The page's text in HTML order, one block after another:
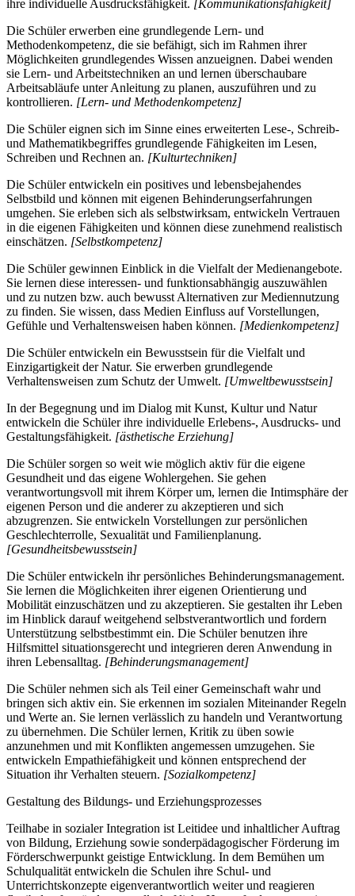
ihre individuelle Ausdrucksfähigkeit. [Kommunikationsfähigkeit]
Die Schüler erwerben eine grundlegende Lern- und
Methodenkompetenz, die sie befähigt, sich im Rahmen ihrer
Möglichkeiten grundlegendes Wissen anzueignen. Dabei wenden
sie Lern- und Arbeitstechniken an und lernen überschaubare
Arbeitsabläufe unter Anleitung zu planen, auszuführen und zu
kontrollieren. [Lern- und Methodenkompetenz]
Die Schüler eignen sich im Sinne eines erweiterten Lese-, Schreib-
und Mathematikbegriffes grundlegende Fähigkeiten im Lesen,
Schreiben und Rechnen an. [Kulturtechniken]
Die Schüler entwickeln ein positives und lebensbejahendes
Selbstbild und können mit eigenen Behinderungserfahrungen
umgehen. Sie erleben sich als selbstwirksam, entwickeln Vertrauen
in die eigenen Fähigkeiten und können diese zunehmend realistisch
einschätzen. [Selbstkompetenz]
Die Schüler gewinnen Einblick in die Vielfalt der Medienangebote.
Sie lernen diese interessen- und funktionsabhängig auszuwählen
und zu nutzen bzw. auch bewusst Alternativen zur Mediennutzung
zu finden. Sie wissen, dass Medien Einfluss auf Vorstellungen,
Gefühle und Verhaltensweisen haben können. [Medienkompetenz]
Die Schüler entwickeln ein Bewusstsein für die Vielfalt und
Einzigartigkeit der Natur. Sie erwerben grundlegende
Verhaltensweisen zum Schutz der Umwelt. [Umweltbewusstsein]
In der Begegnung und im Dialog mit Kunst, Kultur und Natur
entwickeln die Schüler ihre individuelle Erlebens-, Ausdrucks- und
Gestaltungsfähigkeit. [ästhetische Erziehung]
Die Schüler sorgen so weit wie möglich aktiv für die eigene
Gesundheit und das eigene Wohlergehen. Sie gehen
verantwortungsvoll mit ihrem Körper um, lernen die Intimsphäre der
eigenen Person und die anderer zu akzeptieren und sich
abzugrenzen. Sie entwickeln Vorstellungen zur persönlichen
Geschlechterrolle, Sexualität und Familienplanung.
[Gesundheitsbewusstsein]
Die Schüler entwickeln ihr persönliches Behinderungsmanagement.
Sie lernen die Möglichkeiten ihrer eigenen Orientierung und
Mobilität einzuschätzen und zu akzeptieren. Sie gestalten ihr Leben
im Hinblick darauf weitgehend selbstverantwortlich und fordern
Unterstützung selbstbestimmt ein. Die Schüler benutzen ihre
Hilfsmittel situationsgerecht und integrieren deren Anwendung in
ihren Lebensalltag. [Behinderungsmanagement]
Die Schüler nehmen sich als Teil einer Gemeinschaft wahr und
bringen sich aktiv ein. Sie erkennen im sozialen Miteinander Regeln
und Werte an. Sie lernen verlässlich zu handeln und Verantwortung
zu übernehmen. Die Schüler lernen, Kritik zu üben sowie
anzunehmen und mit Konflikten angemessen umzugehen. Sie
entwickeln Empathiefähigkeit und können entsprechend der
Situation ihr Verhalten steuern. [Sozialkompetenz]
Gestaltung des Bildungs- und Erziehungsprozesses
Teilhabe in sozialer Integration ist Leitidee und inhaltlicher Auftrag
von Bildung, Erziehung sowie sonderpädagogischer Förderung im
Förderschwerpunkt geistige Entwicklung. In dem Bemühen um
Schulqualität entwickeln die Schulen ihre Schul- und
Unterrichtskonzepte eigenverantwortlich weiter und reagieren